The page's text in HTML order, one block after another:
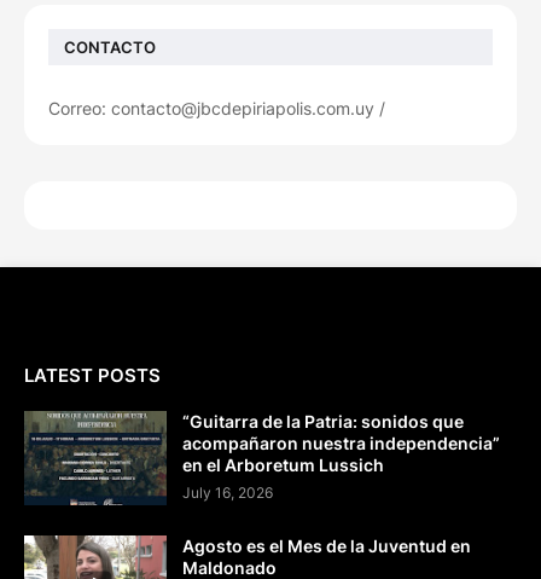
CONTACTO
Correo: contacto@jbcdepiriapolis.com.uy /
LATEST POSTS
“Guitarra de la Patria: sonidos que
acompañaron nuestra independencia”
en el Arboretum Lussich
July 16, 2026
Agosto es el Mes de la Juventud en
Maldonado